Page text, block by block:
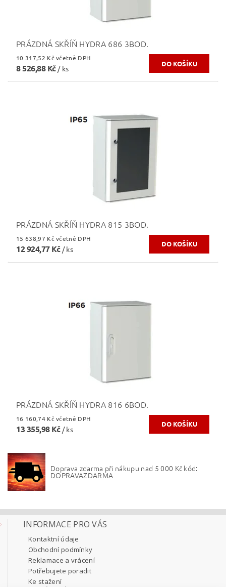
PRÁZDNÁ SKŘÍŇ HYDRA 686 3BOD.
10 317,52 Kč včetně DPH
8 526,88 Kč/ ks
PRÁZDNÁ SKŘÍŇ HYDRA 815 3BOD.
15 638,97 Kč včetně DPH
12 924,77 Kč / ks
PRÁZDNÁ SKŘÍŇ HYDRA 816 6BOD.
16 160,74 Kč včetně DPH
13 355,98 Kč / ks
Doprava zdarma při nákupu nad 5 000 Kč kód:
DOPRAVAZDARMA
INFORMACE PRO VÁS
Kontaktní údaje
Obchodní podmínky
Reklamace a vrácení
Potřebujete poradit
Ke stažení